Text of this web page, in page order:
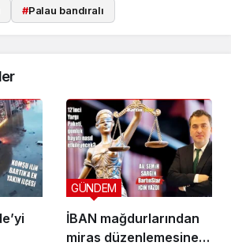
#Palau bandıralı
İBAN mağdurlarından
miras düzenlemesine
GÜNDEM